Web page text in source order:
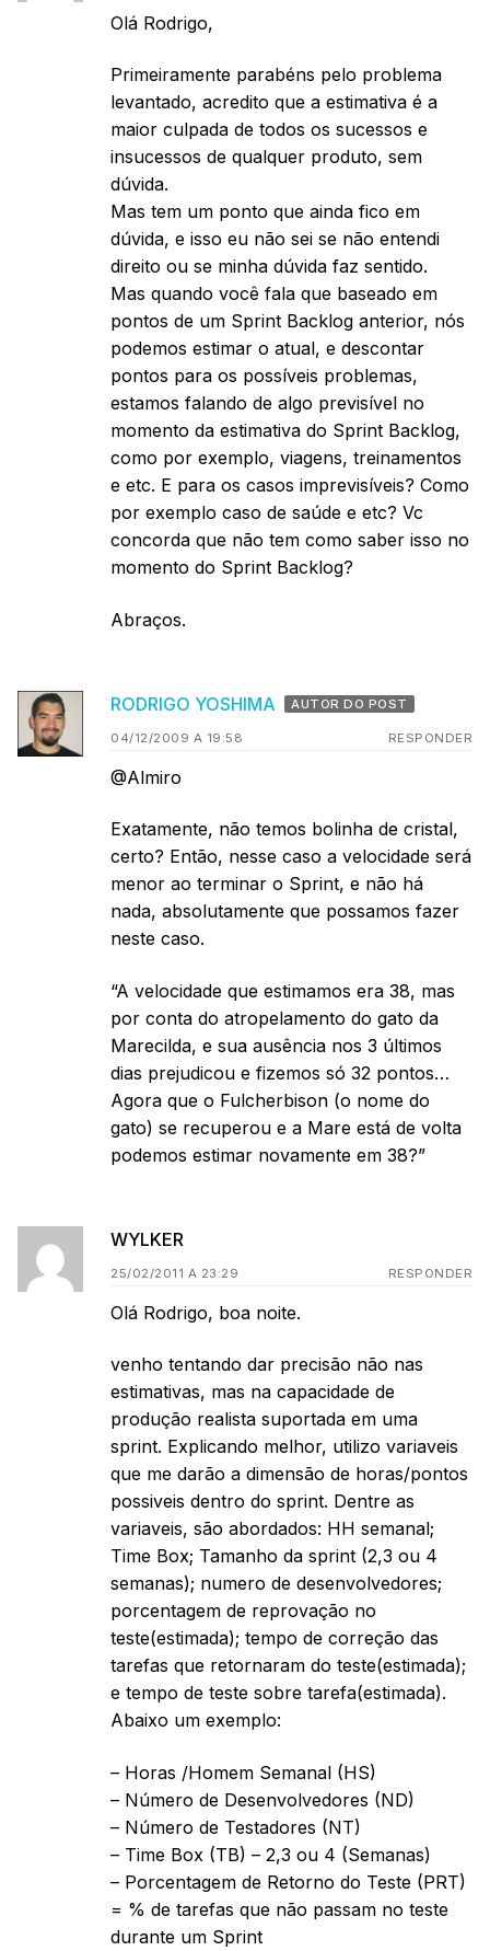
Olá Rodrigo,
Primeiramente parabéns pelo problema
levantado, acredito que a estimativa é a
maior culpada de todos os sucessos e
insucessos de qualquer produto, sem
dúvida.
Mas tem um ponto que ainda fico em
dúvida, e isso eu não sei se não entendi
direito ou se minha dúvida faz sentido.
Mas quando você fala que baseado em
pontos de um Sprint Backlog anterior, nós
podemos estimar o atual, e descontar
pontos para os possíveis problemas,
estamos falando de algo previsível no
momento da estimativa do Sprint Backlog,
como por exemplo, viagens, treinamentos
e etc. E para os casos imprevisíveis? Como
por exemplo caso de saúde e etc? Vc
concorda que não tem como saber isso no
momento do Sprint Backlog?
Abraços.
RODRIGO YOSHIMA AUTOR DO POST
04/12/2009 A 19:58 RESPONDER
@Almiro
Exatamente, não temos bolinha de cristal,
certo? Então, nesse caso a velocidade será
menor ao terminar o Sprint, e não há
nada, absolutamente que possamos fazer
neste caso.
“A velocidade que estimamos era 38, mas
por conta do atropelamento do gato da
Marecilda, e sua ausência nos 3 últimos
dias prejudicou e fizemos só 32 pontos…
Agora que o Fulcherbison (o nome do
gato) se recuperou e a Mare está de volta
podemos estimar novamente em 38?”
WYLKER
25/02/2011 A 23:29 RESPONDER
Olá Rodrigo, boa noite.
venho tentando dar precisão não nas
estimativas, mas na capacidade de
produção realista suportada em uma
sprint. Explicando melhor, utilizo variaveis
que me darão a dimensão de horas/pontos
possiveis dentro do sprint. Dentre as
variaveis, são abordados: HH semanal;
Time Box; Tamanho da sprint (2,3 ou 4
semanas); numero de desenvolvedores;
porcentagem de reprovação no
teste(estimada); tempo de correção das
tarefas que retornaram do teste(estimada);
e tempo de teste sobre tarefa(estimada).
Abaixo um exemplo:
– Horas /Homem Semanal (HS)
– Número de Desenvolvedores (ND)
– Número de Testadores (NT)
– Time Box (TB) – 2,3 ou 4 (Semanas)
– Porcentagem de Retorno do Teste (PRT)
= % de tarefas que não passam no teste
durante um Sprint